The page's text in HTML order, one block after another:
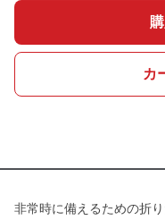
カ
非常時に備えるための折